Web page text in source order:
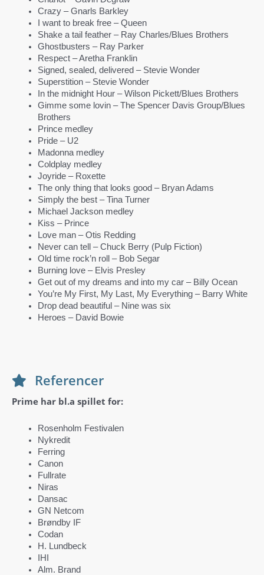
Crazy – Gnarls Barkley
I want to break free – Queen
Shake a tail feather – Ray Charles/Blues Brothers
Ghostbusters – Ray Parker
Respect – Aretha Franklin
Signed, sealed, delivered – Stevie Wonder
Superstition – Stevie Wonder
In the midnight Hour – Wilson Pickett/Blues Brothers
Gimme some lovin – The Spencer Davis Group/Blues
Brothers
Prince medley
Pride – U2
Madonna medley
Coldplay medley
Joyride – Roxette
The only thing that looks good – Bryan Adams
Simply the best – Tina Turner
Michael Jackson medley
Kiss – Prince
Love man – Otis Redding
Never can tell – Chuck Berry (Pulp Fiction)
Old time rock’n roll – Bob Segar
Burning love – Elvis Presley
Get out of my dreams and into my car – Billy Ocean
You’re My First, My Last, My Everything – Barry White
Drop dead beautiful – Nine was six
Heroes – David Bowie
Referencer
Prime har bl.a spillet for:
Rosenholm Festivalen
Nykredit
Ferring
Canon
Fullrate
Niras
Dansac
GN Netcom
Brøndby IF
Codan
H. Lundbeck
IHI
Alm. Brand